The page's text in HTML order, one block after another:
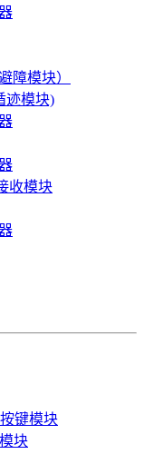
障模块）
迹模块)
收模块
键模块
块